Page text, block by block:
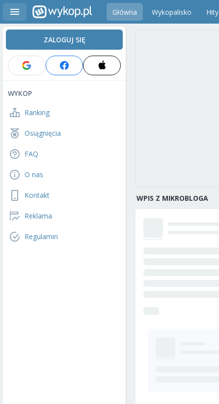
Główna Wykopalisko Hity
ZALOGUJ SIĘ
WYKOP
Ranking
Osiągnięcia
FAQ
O nas
Kontakt
Reklama
Regulamin
WPIS Z MIKROBLOGA